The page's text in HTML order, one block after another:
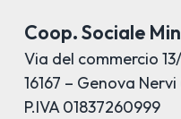
Coop. Sociale
Via del commercio
16167 – Genova Nervi
P.IVA 01837260999